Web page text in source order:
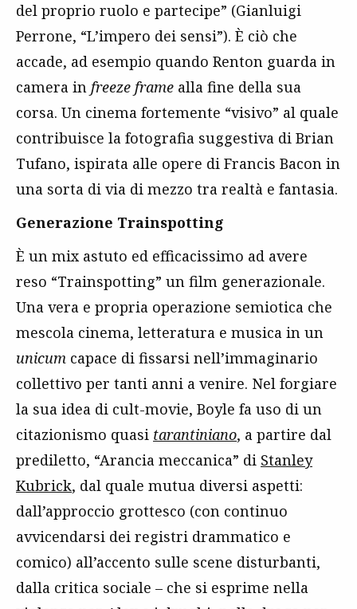
del proprio ruolo e partecipe” (Gianluigi
Perrone, “L’impero dei sensi”). È ciò che
accade, ad esempio quando Renton guarda in
camera in freeze frame alla fine della sua
corsa. Un cinema fortemente “visivo” al quale
contribuisce la fotografia suggestiva di Brian
Tufano, ispirata alle opere di Francis Bacon in
una sorta di via di mezzo tra realtà e fantasia.
Generazione Trainspotting
È un mix astuto ed efficacissimo ad avere
reso “Trainspotting” un film generazionale.
Una vera e propria operazione semiotica che
mescola cinema, letteratura e musica in un
unicum capace di fissarsi nell’immaginario
collettivo per tanti anni a venire. Nel forgiare
la sua idea di cult-movie, Boyle fa uso di un
citazionismo quasi tarantiniano, a partire dal
prediletto, “Arancia meccanica” di Stanley
Kubrick, dal quale mutua diversi aspetti:
dall’approccio grottesco (con continuo
avvicendarsi dei registri drammatico e
comico) all’accento sulle scene disturbanti,
dalla critica sociale – che si esprime nella